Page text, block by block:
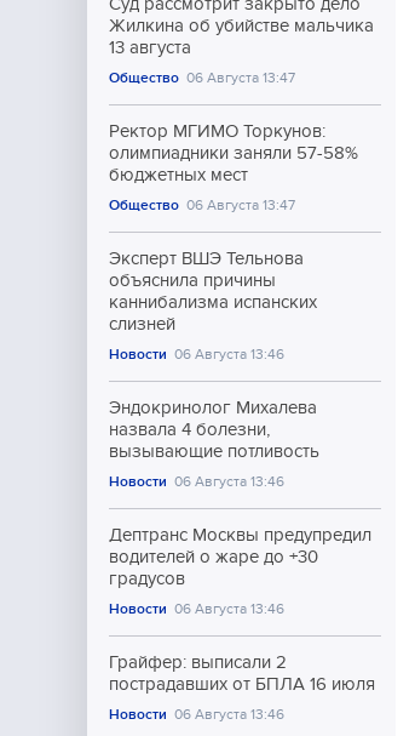
Культура
Жилкина об убийстве мальчика
13 августа
Общество 06 Августа 13:47
Ректор МГИМО Торкунов:
олимпиадники заняли 57-58%
бюджетных мест
Общество 06 Августа 13:47
Эксперт ВШЭ Тельнова
объяснила причины
каннибализма испанских
слизней
Новости 06 Августа 13:46
Эндокринолог Михалева
назвала 4 болезни,
вызывающие потливость
Новости 06 Августа 13:46
Дептранс Москвы предупредил
водителей о жаре до +30
градусов
Новости 06 Августа 13:46
Грайфер: выписали 2
пострадавших от БПЛА 16 июля
Новости 06 Августа 13:46